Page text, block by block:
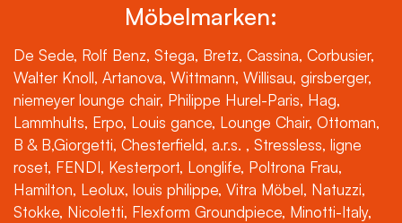
Möbelmarken:
De Sede, Rolf Benz, Stega, Bretz, Cassina, Corbusier,
Walter Knoll, Artanova, Wittmann, Willisau, girsberger,
niemeyer lounge chair, Philippe Hurel-Paris, Hag,
Lammhults, Erpo, Louis gance, Lounge Chair, Ottoman,
B & B,Giorgetti, Chesterfield, a.r.s. , Stressless, ligne
roset, FENDI, Kesterport, Longlife, Poltrona Frau,
Hamilton, Leolux, louis philippe, Vitra Möbel, Natuzzi,
Stokke, Nicoletti, Flexform Groundpiece, Minotti-Italy,